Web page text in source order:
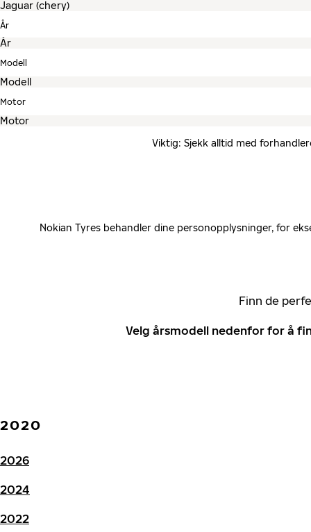
År
Modell
Motor
Viktig: Sjekk alltid med
Nokian Tyres behandler dine personopplysninger, for
Finn de
Velg årsmodell nedenfor for å
2020
2026
2024
2022